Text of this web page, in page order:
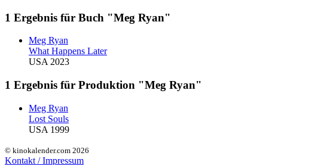
1 Ergebnis für Buch "Meg Ryan"
Meg Ryan
What Happens Later
USA 2023
1 Ergebnis für Produktion "Meg Ryan"
Meg Ryan
Lost Souls
USA 1999
© kinokalender.com 2026
Kontakt / Impressum